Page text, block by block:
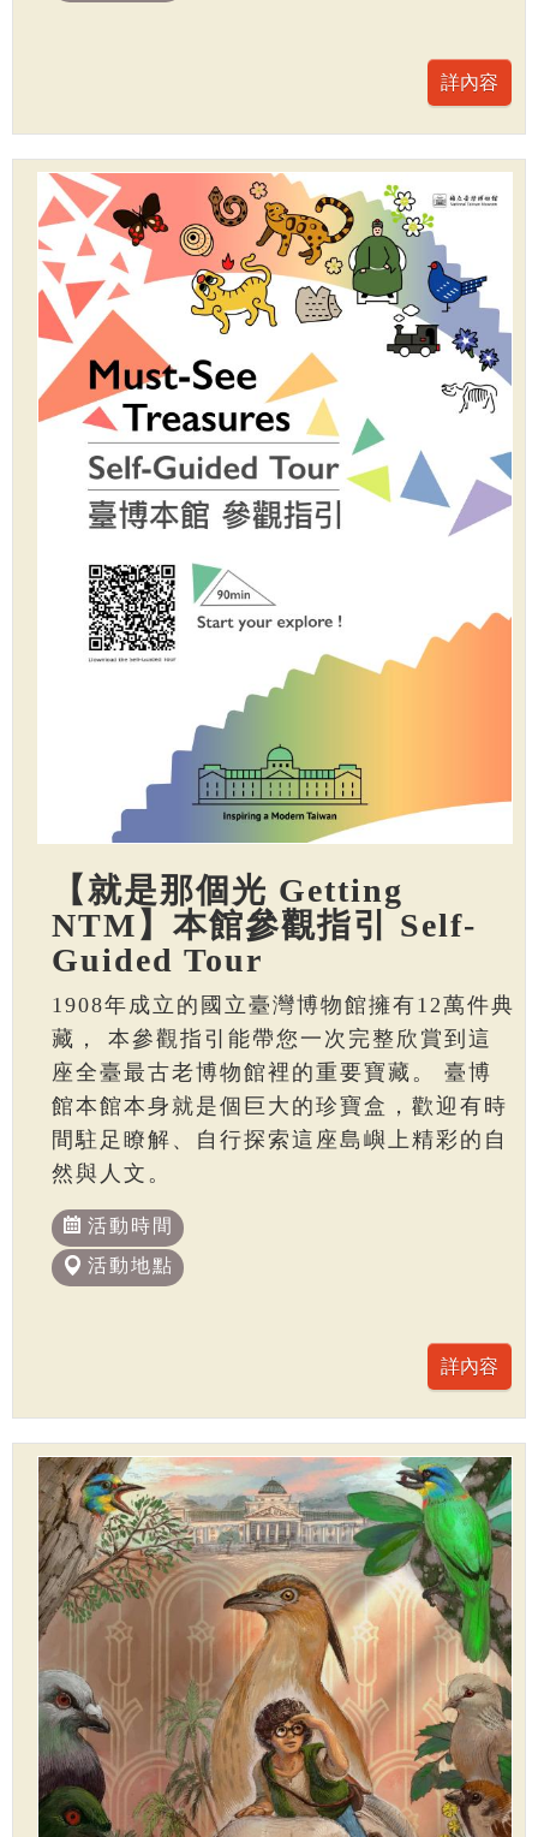
【就是那個光 Getting
NTM】本館參觀指引 Self-
Guided Tour
1908年成立的國立臺灣博物館擁有12萬件典
藏， 本參觀指引能帶您一次完整欣賞到這
座全臺最古老博物館裡的重要寶藏。 臺博
館本館本身就是個巨大的珍寶盒，歡迎有時
間駐足瞭解、自行探索這座島嶼上精彩的自
然與人文。
活動時間
活動地點